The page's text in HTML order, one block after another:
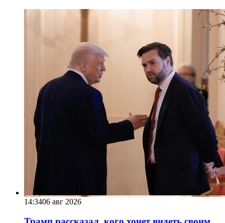
14:3406 авг 2026